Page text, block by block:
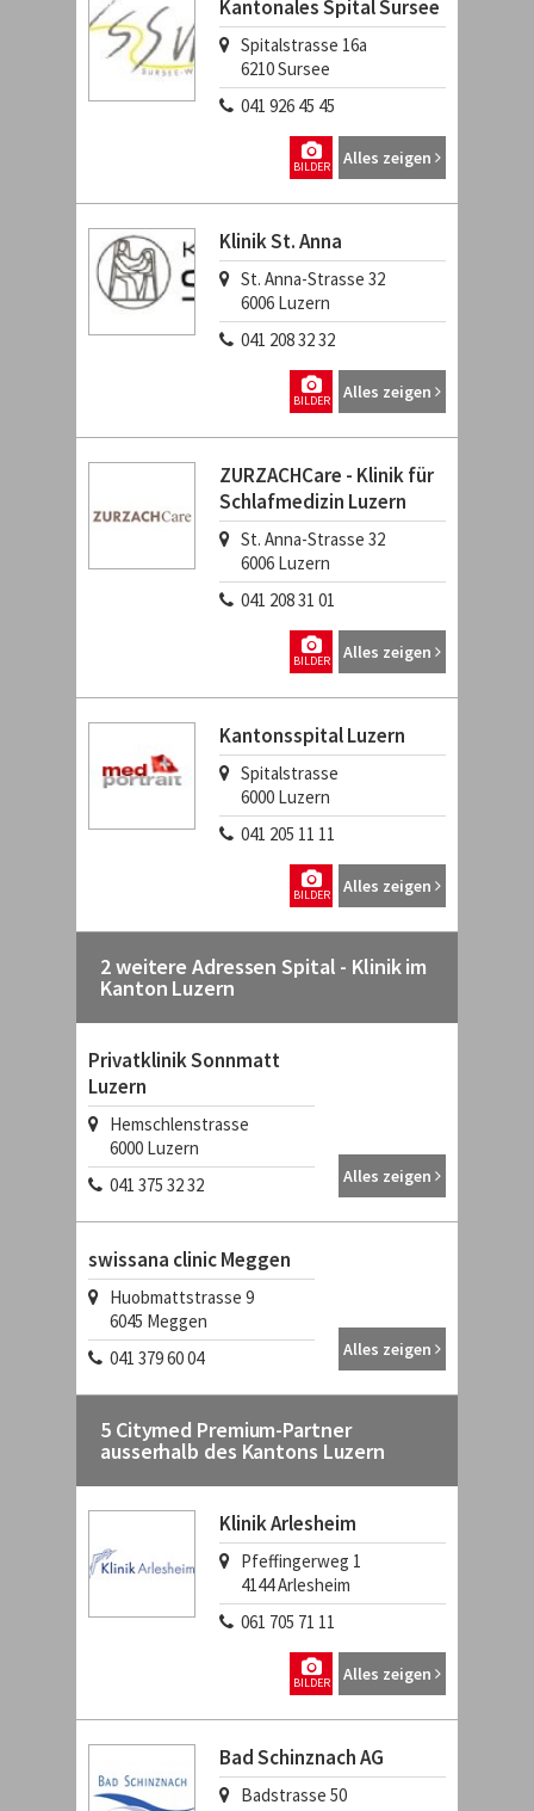
Kantonales Spital Sursee
Spitalstrasse 16a
6210Sursee
041 926 45 45
Alles zeigen
BILDER
Klinik St. Anna
St. Anna-Strasse 32
6006 Luzern
041 208 32 32
Alles zeigen
BILDER
ZURZACHCare - Klinik für
Schlafmedizin Luzern
St. Anna-Strasse 32
6006 Luzern
041 208 31 01
Alles zeigen
BILDER
Kantonsspital Luzern
Spitalstrasse
6000 Luzern
041 205 11 11
Alles zeigen
BILDER
2 weitere Adressen Spital - Klinik im
Kanton Luzern
Privatklinik Sonnmatt
Luzern
Hemschlenstrasse
6000 Luzern
041 375 32 32
Alles zeigen
swissana clinic Meggen
Huobmattstrasse 9
6045 Meggen
041 379 60 04
Alles zeigen
5 Citymed Premium-Partner
ausserhalb des Kantons Luzern
Klinik Arlesheim
Pfeffingerweg 1
4144Arlesheim
061 705 71 11
Alles zeigen
BILDER
Bad Schinznach AG
Badstrasse 50